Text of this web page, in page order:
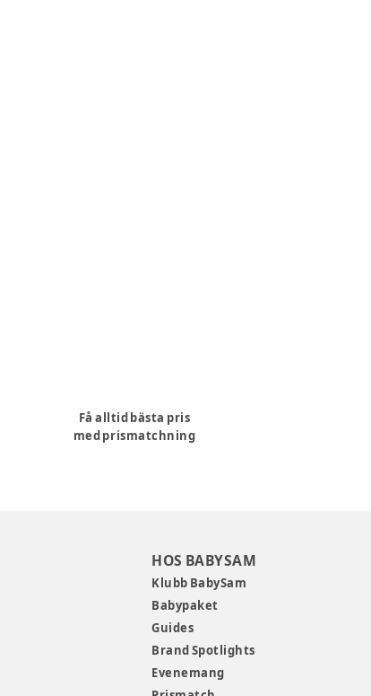
Få alltid bästa pris
med prismatchning
HOS BABYSAM
Klubb BabySam
Babypaket
Guides
Brand Spotlights
Evenemang